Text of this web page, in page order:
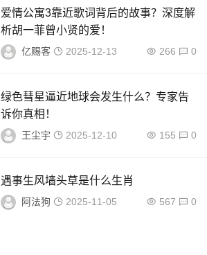
爱情公寓3靠近歌词背后的故事？深度解
析胡一菲曾小贤的爱！
亿赐客 2025-12-13 266 0
绿色彗星逼近地球会发生什么？专家告
诉你真相！
王尘宇 2025-12-10 155 0
遇事生风墙头草是什么生肖
阿法狗 2025-11-05 567 0